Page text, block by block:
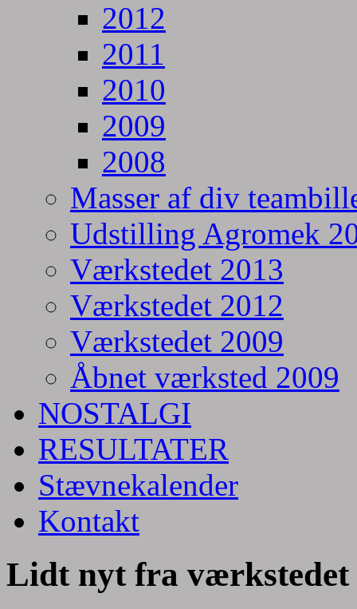
2012
2011
2010
2009
2008
Masser af div
Udstilling Agromek
Værkstedet 2013
Værkstedet 2012
Værkstedet 2009
Åbnet værksted 2009
NOSTALGI
RESULTATER
Stævnekalender
Kontakt
Lidt nyt fra værkstedet